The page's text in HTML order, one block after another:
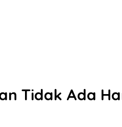
Tidak Ada